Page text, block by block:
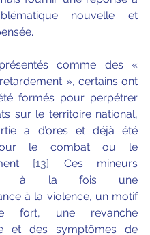
nouvelle et
comme des «
», certains ont
formés pour perpétrer
sur le territoire national,
a d’ores et déjà été
le combat ou le
[13]. Ces mineurs
à la fois une
à la violence, un motif
fort, une revanche
et des symptômes de